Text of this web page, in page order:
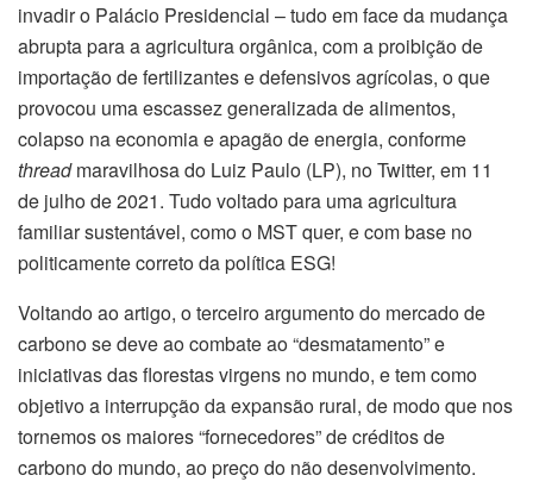
invadir o Palácio Presidencial – tudo em face da mudança
abrupta para a agricultura orgânica, com a proibição de
importação de fertilizantes e defensivos agrícolas, o que
provocou uma escassez generalizada de alimentos,
colapso na economia e apagão de energia, conforme
threadmaravilhosa do Luiz Paulo (LP), no Twitter, em 11
de julho de 2021. Tudo voltado para uma agricultura
familiar sustentável, como o MST quer, e com base no
politicamente correto da política ESG!
Voltando ao artigo, o terceiro argumento do mercado de
carbono se deve ao combate ao “desmatamento” e
iniciativas das florestas virgens no mundo, e tem como
objetivo a interrupção da expansão rural, de modo que nos
tornemos os maiores “fornecedores” de créditos de
carbono do mundo, ao preço do não desenvolvimento.